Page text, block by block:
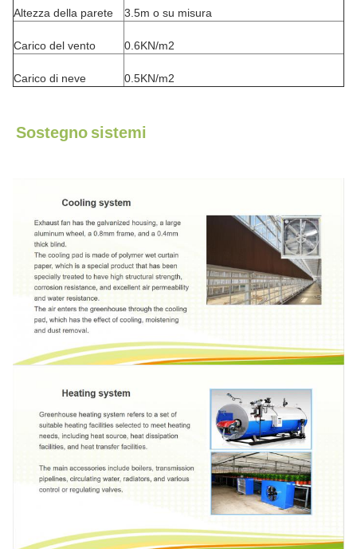
Altezza della parete 3.5m o su misura
Carico del vento 0.6KN/m2
Carico di neve 0.5KN/m2
Sostegno sistemi